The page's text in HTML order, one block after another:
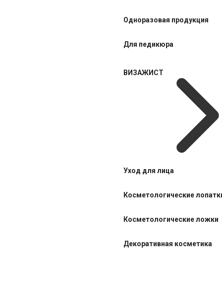
Одноразовая продукция
Для педикюра
ВИЗАЖИСТ
Уход для лица
Косметологические
Косметологические ложки
Декоративная косметика